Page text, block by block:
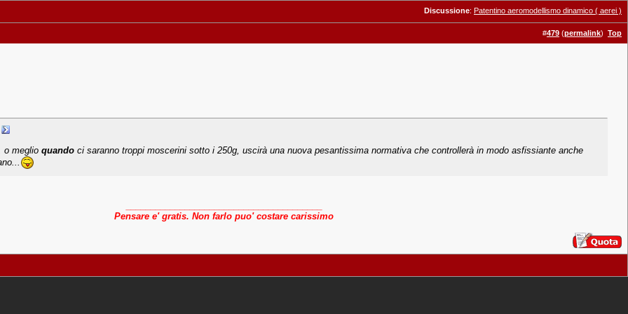
Discussione: Patentino aeromodellismo dinamico ( aerei )
#479 (permalink) Top
o meglio quando ci saranno troppi moscerini sotto i 250g, uscirà una nuova pesantissima normativa che controllerà in modo asfissiante anche
Pensare e' gratis. Non farlo puo' costare carissimo